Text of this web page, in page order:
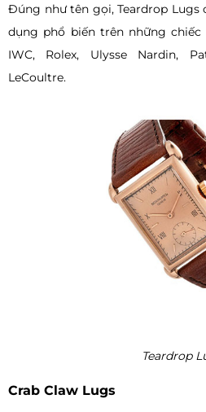
Đúng như tên gọi, Teardrop Lugs
dụng phổ biến trên những
IWC, Rolex, Ulysse Nardin,
LeCoultre.
Teardrop
Crab Claw Lugs